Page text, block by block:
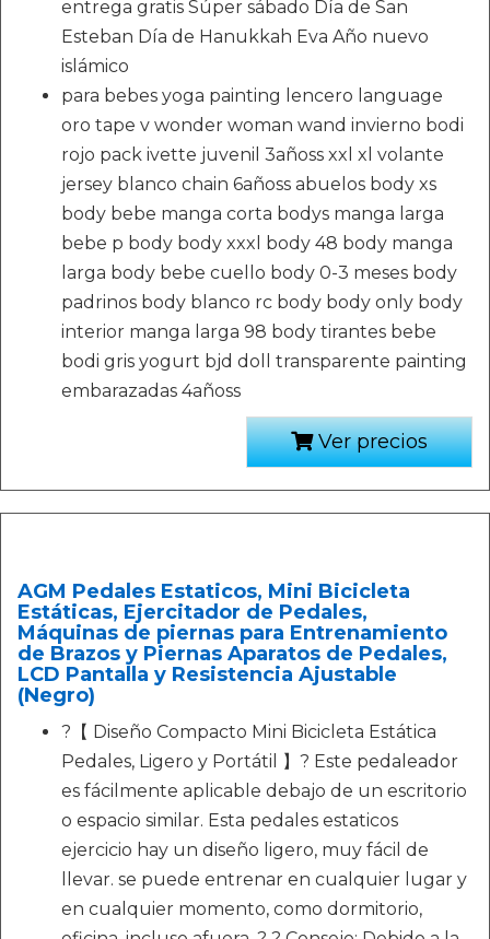
entrega gratis Súper sábado Día de San
Esteban Día de Hanukkah Eva Año nuevo
islámico
para bebes yoga painting lencero language
oro tape v wonder woman wand invierno bodi
rojo pack ivette juvenil 3añoss xxl xl volante
jersey blanco chain 6añoss abuelos body xs
body bebe manga corta bodys manga larga
bebe p body body xxxl body 48 body manga
larga body bebe cuello body 0-3 meses body
padrinos body blanco rc body body only body
interior manga larga 98 body tirantes bebe
bodi gris yogurt bjd doll transparente painting
embarazadas 4añoss
Ver precios
AGM Pedales Estaticos, Mini Bicicleta
Estáticas, Ejercitador de Pedales,
Máquinas de piernas para Entrenamiento
de Brazos y Piernas Aparatos de Pedales,
LCD Pantalla y Resistencia Ajustable
(Negro)
?【 Diseño Compacto Mini Bicicleta Estática
Pedales, Ligero y Portátil 】? Este pedaleador
es fácilmente aplicable debajo de un escritorio
o espacio similar. Esta pedales estaticos
ejercicio hay un diseño ligero, muy fácil de
llevar. se puede entrenar en cualquier lugar y
en cualquier momento, como dormitorio,